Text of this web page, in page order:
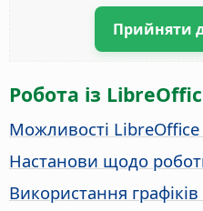
Прийняти
Робота із
Можливості
Настанови щодо
Використання